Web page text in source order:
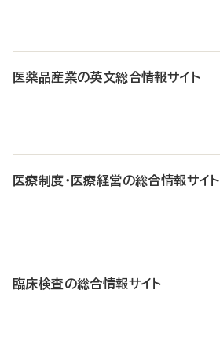
医薬品産業の英文総合情報サイト
医療制度・医療経営の総合情報サイト
臨床検査の総合情報サイト